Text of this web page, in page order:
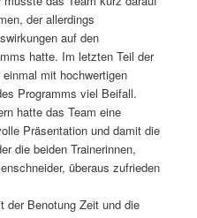
der allerdings
auf den
hatte. Im letzten Teil der
mit hochwertigen
Programms viel Beifall.
hatte das Team eine
Präsentation und damit die
die beiden Trainerinnen,
überaus zufrieden
der Benotung Zeit und die